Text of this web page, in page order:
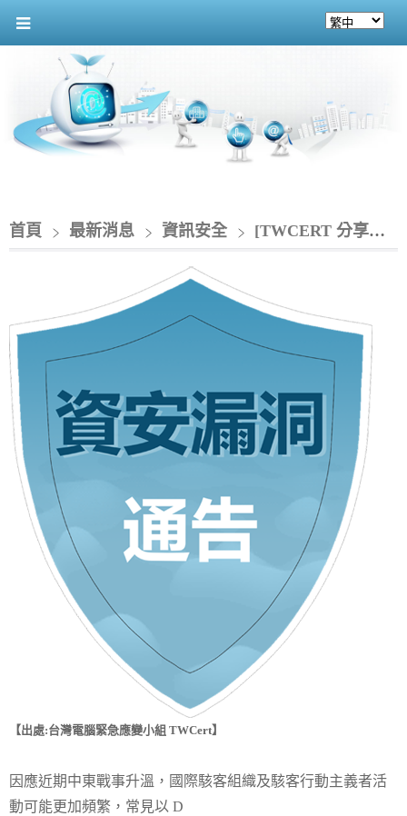
首頁 最新消息 資訊安全 [TWCERT 分享資安情資]_近期駭客組織活動可能更加頻繁，促請各單位強化資安戒備與監控應變
【出處:台灣電腦緊急應變小組 TWCert】
因應近期中東戰事升溫，國際駭客組織及駭客行動主義者活
動可能更加頻繁，常見以 D